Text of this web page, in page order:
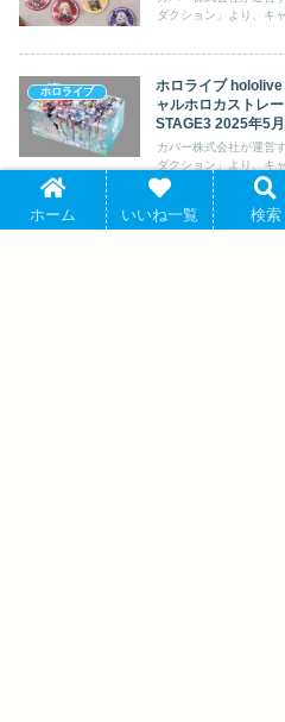
ダクション」より、キ
ホロライブ
ホロライブ
ャルホロカストレ
STAGE3 2025年5
カバー株式会社が運営
ダクション」より、キ
ホーム いいね一覧 検索